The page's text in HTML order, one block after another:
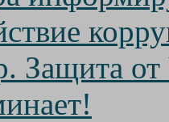
Защита